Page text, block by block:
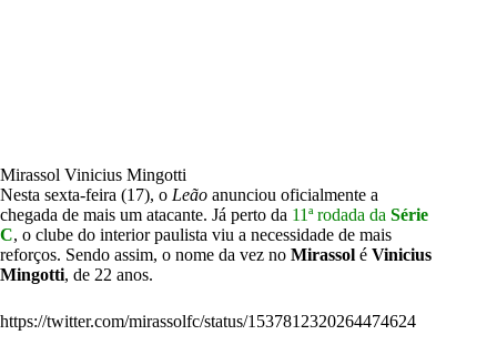
Mirassol Vinicius Mingotti
Nesta sexta-feira (17), o Leão anunciou oficialmente a
chegada de mais um atacante. Já perto da 11ª rodada da Série
C, o clube do interior paulista viu a necessidade de mais
reforços. Sendo assim, o nome da vez no Mirassol é Vinicius
Mingotti, de 22 anos.
https://twitter.com/mirassolfc/status/1537812320264474624